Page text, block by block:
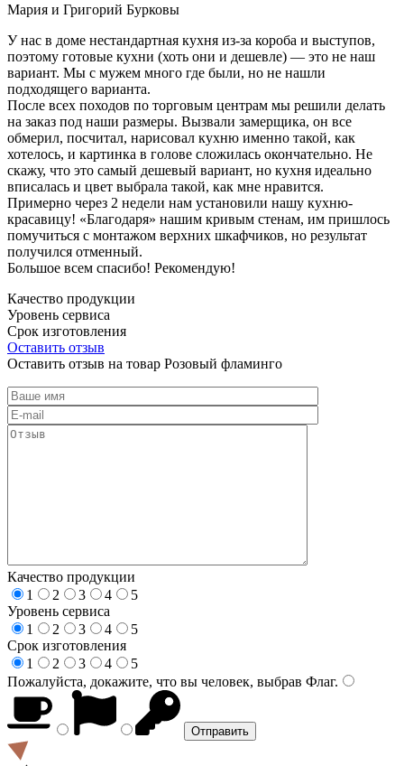
Мария и Григорий Бурковы
У нас в доме нестандартная кухня из-за короба и выступов,
поэтому готовые кухни (хоть они и дешевле) — это не наш
вариант. Мы с мужем много где были, но не нашли
подходящего варианта.
После всех походов по торговым центрам мы решили делать
на заказ под наши размеры. Вызвали замерщика, он все
обмерил, посчитал, нарисовал кухню именно такой, как
хотелось, и картинка в голове сложилась окончательно. Не
скажу, что это самый дешевый вариант, но кухня идеально
вписалась и цвет выбрала такой, как мне нравится.
Примерно через 2 недели нам установили нашу кухню-
красавицу! «Благодаря» нашим кривым стенам, им пришлось
помучиться с монтажом верхних шкафчиков, но результат
получился отменный.
Большое всем спасибо! Рекомендую!
Качество продукции
Уровень сервиса
Срок изготовления
Оставить отзыв
Оставить отзыв на товар Розовый фламинго
Качество продукции
1
2 3 4
5
Уровень сервиса
1
2 3 4
5
Срок изготовления
1
2 3 4
5
Пожалуйста, докажите, что вы человек, выбрав Флаг.